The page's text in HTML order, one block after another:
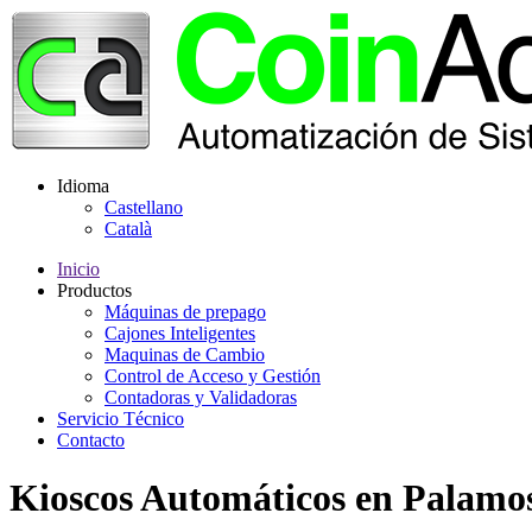
Idioma
Castellano
Català
Inicio
Productos
Máquinas de prepago
Cajones Inteligentes
Maquinas de Cambio
Control de Acceso y Gestión
Contadoras y Validadoras
Servicio Técnico
Contacto
Kioscos Automáticos en